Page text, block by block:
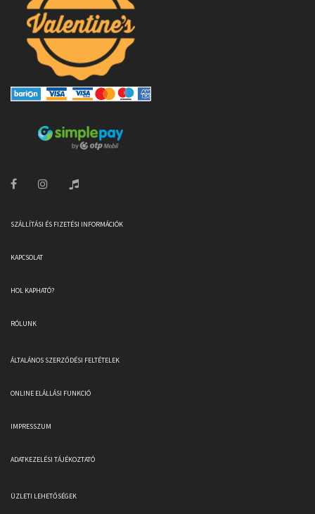
SZÁLLÍTÁSI ÉS FIZETÉSI INFORMÁCIÓK
KAPCSOLAT
HOL KAPHATÓ?
RÓLUNK
ÁLTALÁNOS SZERZŐDÉSI FELTÉTELEK
ONLINE ELÁLLÁSI FUNKCIÓ
IMPRESSZUM
ADATKEZELÉSI TÁJÉKOZTATÓ
ÜZLETI LEHETŐSÉGEK